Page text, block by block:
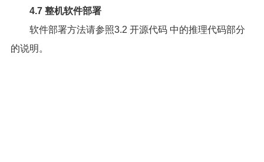
4.7 整机软件部署
软件部署方法请参照3.2 开源代码中的推理代码部分
的说明。